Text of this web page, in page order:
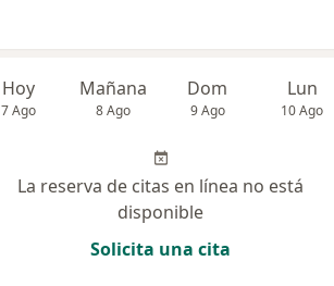
Hoy
7 Ago
Mañana
8 Ago
Dom
9 Ago
Lun
10 Ago
La reserva de citas en línea no está
disponible
Solicita una cita